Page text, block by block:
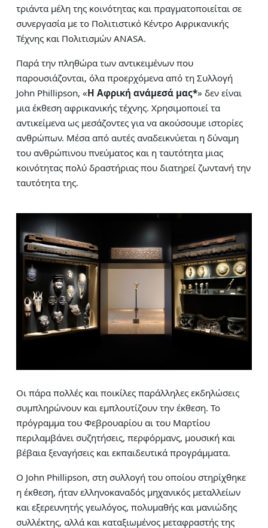
τριάντα μέλη της κοινότητας και πραγματοποιείται σε
συνεργασία με το Πολιτιστικό Κέντρο Αφρικανικής
Τέχνης και Πολιτισμών ANASA.
Παρά την πληθώρα των αντικειμένων που
παρουσιάζονται, όλα προερχόμενα από τη Συλλογή
John Phillipson, «Η Αφρική ανάμεσά μας*» δεν είναι
μια έκθεση αφρικανικής τέχνης. Χρησιμοποιεί τα
αντικείμενα ως μεσάζοντες για να ακούσουμε ιστορίες
ανθρώπων. Μέσα από αυτές αναδεικνύεται η δύναμη
του ανθρώπινου πνεύματος και η ταυτότητα μιας
κοινότητας πολύ δραστήριας που διατηρεί ζωντανή την
ταυτότητα της.
Οι πάρα πολλές και ποικίλες παράλληλες εκδηλώσεις
συμπληρώνουν και εμπλουτίζουν την έκθεση. Το
πρόγραμμα του Φεβρουαρίου αι του Μαρτίου
περιλαμβάνει συζητήσεις, περφόρμανς, μουσική και
βέβαια ξεναγήσεις και εκπαιδευτικά προγράμματα.
Ο John Phillipson, στη συλλογή του οποίου στηρίχθηκε
η έκθεση, ήταν ελληνοκαναδός μηχανικός μεταλλείων
και εξερευνητής γεωλόγος, πολυμαθής και μανιώδης
συλλέκτης, αλλά και καταξιωμένος μεταφραστής της